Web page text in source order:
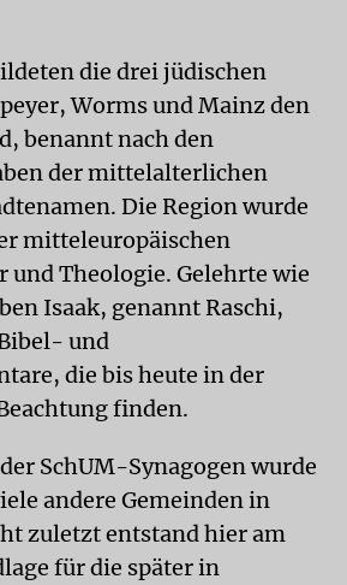
die drei jüdischen
Worms und Mainz den
benannt nach den
der mittelalterlichen
Die Region wurde
mitteleuropäischen
und Theologie. Gelehrte wie
Isaak, genannt Raschi,
und
die bis heute in der
finden.
SchUM-Synagogen wurde
andere Gemeinden in
zuletzt entstand hier am
für die später in